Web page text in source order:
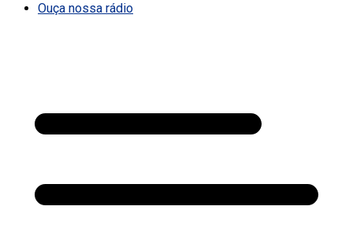
Ouça nossa rádio